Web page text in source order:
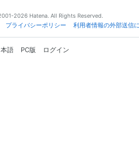
2026 Hatena. All Rights Reserved.
プライバシーポリシー 利用者情報の外部送信
語 PC版 ログイン